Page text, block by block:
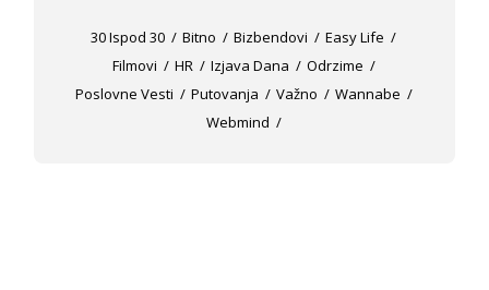
30 Ispod 30 Bitno Bizbendovi
Easy Life
Filmovi
HR Izjava Dana
Odrzime
Poslovne Vesti
Putovanja Važno
Wannabe
Webmind